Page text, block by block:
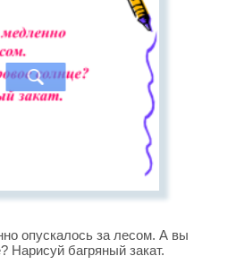
опускалось за лесом. А вы
Нарисуй багряный закат.